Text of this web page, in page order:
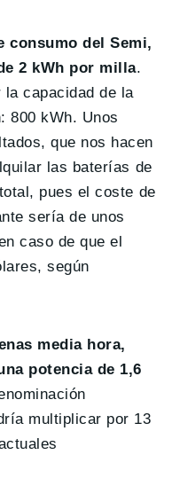
consumo del Semi,
2 kWh por milla.
capacidad de la
800 kWh. Unos
que nos hacen
las baterías de
pues el coste de
sería de unos
caso de que el
según
media hora,
potencia de 1,6
multiplicar por 13